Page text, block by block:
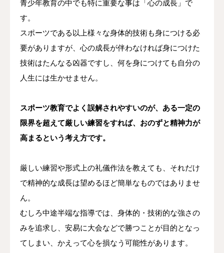
青少年教育の中でも特に重要な事は「心の成長」で
す。
スポーツである以上様々な身体的技術も身につける必
要がありますが、心の成長が伴わなければ身につけた
技術はたんなる凶器ですし、何を身につけても自分の
人生には生かせません。
スポーツ教育でよく誤解されやすいのが、ある一定の
限界を超えて厳しい練習をすれば、おのずと精神力が
高まるという考え方です。
厳しい練習や形式上の礼儀作法を教えても、それだけ
で精神的な成長は望めるほど簡単なものではありませ
ん。
むしろ中途半端な指導では、身体的・技術的な強さの
みを追求し、安易に大会などで勝つことが目的となっ
てしまい、かえって心を損なう可能性があります。